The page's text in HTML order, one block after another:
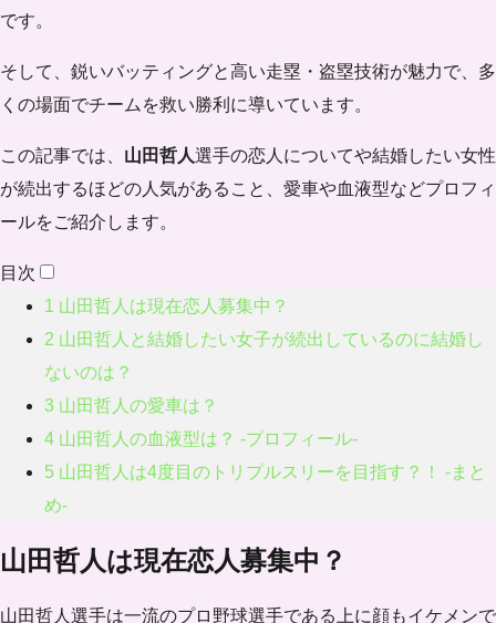
です。
そして、鋭いバッティングと高い走塁・盗塁技術が魅力で、多
くの場面でチームを救い勝利に導いています。
この記事では、 山田哲人選手の恋人についてや結婚したい女性
が続出するほどの人気があること、愛車や血液型などプロフィ
ールをご紹介します。
目次
1 山田哲人は現在恋人募集中？
2 山田哲人と結婚したい女子が続出しているのに結婚し
ないのは？
3 山田哲人の愛車は？
4 山田哲人の血液型は？ -プロフィール-
5 山田哲人は4度目のトリプルスリーを目指す？！ -まと
め-
山田哲人は現在恋人募集中？
山田哲人選手は一流のプロ野球選手である上に顔もイケメンで